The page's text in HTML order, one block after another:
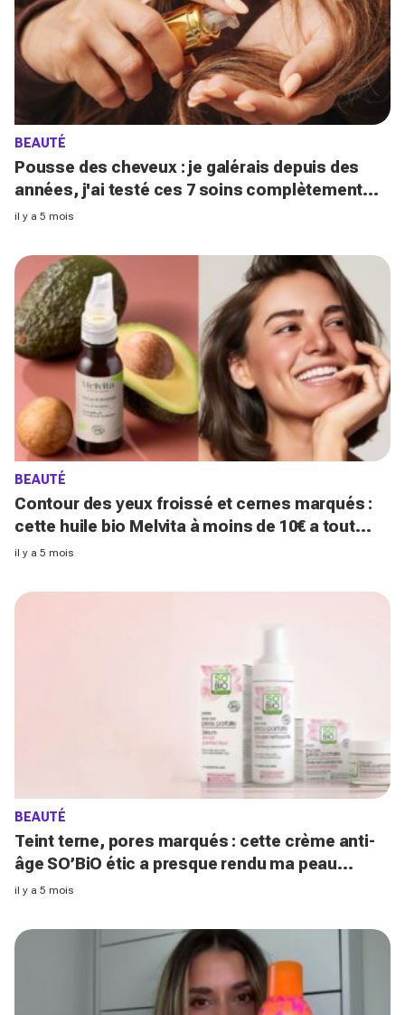
BEAUTÉ
Pousse des cheveux : je galérais depuis des
années, j'ai testé ces 7 soins complètement
différents et le résultat en 3 mois est bluffant
il y a 5 mois
BEAUTÉ
Contour des yeux froissé et cernes marqués :
cette huile bio Melvita à moins de 10€ a tout
changé à mon regard en 3 semaines
il y a 5 mois
BEAUTÉ
Teint terne, pores marqués : cette crème anti-
âge SO’BiO étic a presque rendu ma peau
parfaite (vous devriez vite l'essayer !)
il y a 5 mois